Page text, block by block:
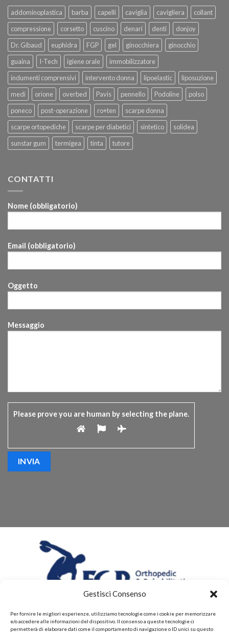
Gestisci Consenso
Per fornire le migliori esperienze, utilizziamo tecnologie come i cookie per memorizzare
e/o accedere alle informazioni del dispositivo. Il consenso a queste tecnologie ci
permetterà di elaborare dati come il comportamento di navigazione o ID unici su questo
addominoplastica barba capelli caviglia cavigliera
collant
compressione
corsetto cuscino denari denti
donjoy
Dr. Gibaud
euphidra FGP gel ginocchiera
ginocchio
guaina
I-Tech igiene orale
immobilizzatore
indumenti comprensivi
intervento donna lipoelastic
liposuzione
medi
orione overbed Pavis pennello Podoline
polso
poneco
post-operazione ro+ten
scarpe donna
scarpe ortopediche
scarpe per diabetici sintetico
solidea
sunstar gum
termigea tinta tutore
CONTATTI
Nome (obbligatorio)
Email (obbligatorio)
Oggetto
Messaggio
Please prove you are human by selecting the plane.